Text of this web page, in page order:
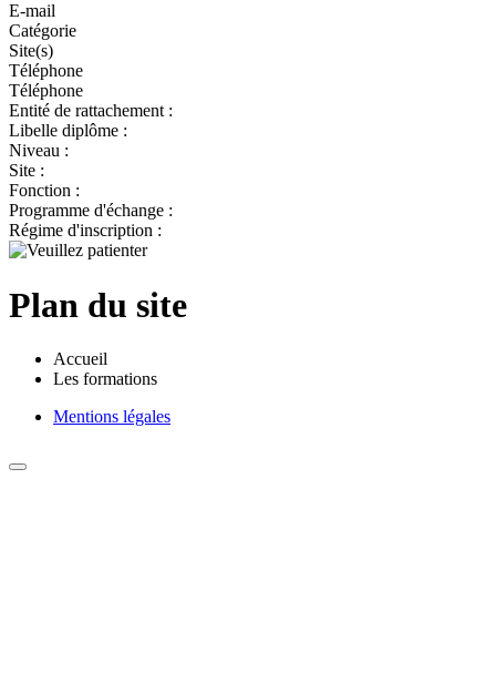
E-mail
Catégorie
Site(s)
Téléphone
Téléphone
Entité de rattachement :
Libelle diplôme :
Niveau :
Site :
Fonction :
Programme d'échange :
Régime d'inscription :
Plan du site
Accueil
Les formations
Mentions légales